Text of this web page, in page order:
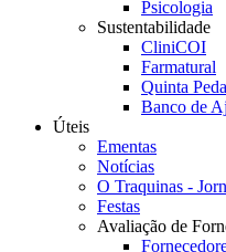
Psicologia
Sustentabilidade
CliniCOI
Farmatural
Quinta
Banco de
Úteis
Ementas
Notícias
O Traquinas -
Festas
Avaliação de